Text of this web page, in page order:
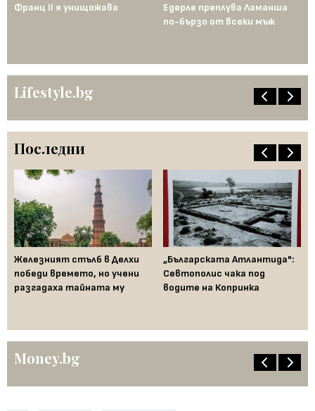
Франц II я унищожава
Едерле преплува Ламанша
по-бързо от всеки мъж
Lifestyle.bg
Последни
Железният стълб в Делхи
победи времето, но учени
разгадаха тайната му
„Българската Атлантида":
Севтополис чака под
водите на Копринка
Money.bg